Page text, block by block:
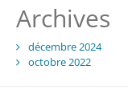
Archives
décembre 2024
octobre 2022